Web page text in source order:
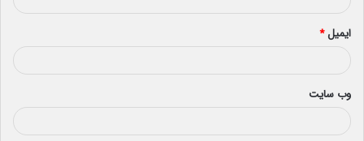
ایمیل*
وب‌ سایت